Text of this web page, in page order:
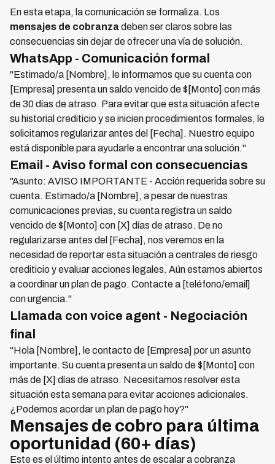
En esta etapa, la comunicación se formaliza. Los
mensajes de cobranzadeben ser claros sobre las
consecuencias sin dejar de ofrecer una vía de solución.
WhatsApp - Comunicación formal
"Estimado/a [Nombre], le informamos que su cuenta con
[Empresa] presenta un saldo vencido de $[Monto] con más
de 30 días de atraso. Para evitar que esta situación afecte
su historial crediticio y se inicien procedimientos formales, le
solicitamos regularizar antes del [Fecha]. Nuestro equipo
está disponible para ayudarle a encontrar una solución."
Email - Aviso formal con consecuencias
"Asunto: AVISO IMPORTANTE - Acción requerida sobre su
cuenta. Estimado/a [Nombre], a pesar de nuestras
comunicaciones previas, su cuenta registra un saldo
vencido de $[Monto] con [X] días de atraso. De no
regularizarse antes del [Fecha], nos veremos en la
necesidad de reportar esta situación a centrales de riesgo
crediticio y evaluar acciones legales. Aún estamos abiertos
a coordinar un plan de pago. Contacte a [teléfono/email]
con urgencia."
Llamada con voice agent - Negociación
final
"Hola [Nombre], le contacto de [Empresa] por un asunto
importante. Su cuenta presenta un saldo de $[Monto] con
más de [X] días de atraso. Necesitamos resolver esta
situación esta semana para evitar acciones adicionales.
¿Podemos acordar un plan de pago hoy?"
Mensajes de cobro para última
oportunidad (60+ días)
Este es el último intento antes de escalar a cobranza